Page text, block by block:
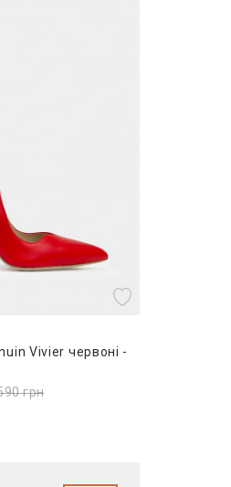
Vivier червоні -
грн